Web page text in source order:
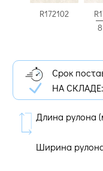
R172102
Срок
НА СКЛАДЕ:
Длина рулона
Ширина